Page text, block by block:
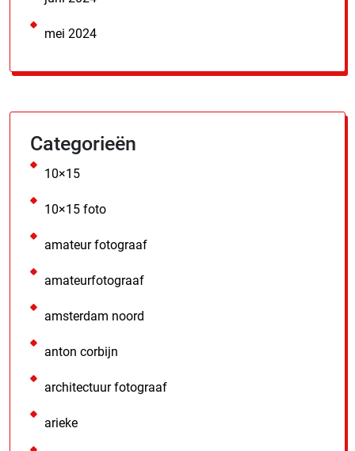
mei 2024
Categorieën
10×15
10×15 foto
amateur fotograaf
amateurfotograaf
amsterdam noord
anton corbijn
architectuur fotograaf
arieke